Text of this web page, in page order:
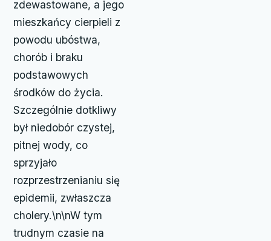
zdewastowane, a jego
mieszkańcy cierpieli z
powodu ubóstwa,
chorób i braku
podstawowych
środków do życia.
Szczególnie dotkliwy
był niedobór czystej,
pitnej wody, co
sprzyjało
rozprzestrzenianiu się
epidemii, zwłaszcza
cholery.\n\nW tym
trudnym czasie na